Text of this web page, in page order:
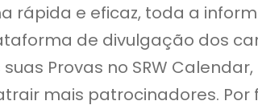
rápida e eficaz, toda a
de divulgação dos
Provas no SRW
mais patrocinadores.